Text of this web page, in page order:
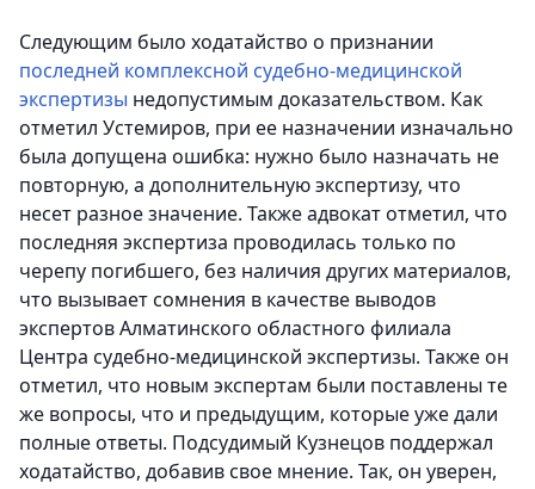
Следующим было ходатайство о признании
последней комплексной судебно-медицинской
экспертизы недопустимым доказательством. Как
отметил Устемиров, при ее назначении изначально
была допущена ошибка: нужно было назначать не
повторную, а дополнительную экспертизу, что
несет разное значение. Также адвокат отметил, что
последняя экспертиза проводилась только по
черепу погибшего, без наличия других материалов,
что вызывает сомнения в качестве выводов
экспертов Алматинского областного филиала
Центра судебно-медицинской экспертизы. Также он
отметил, что новым экспертам были поставлены те
же вопросы, что и предыдущим, которые уже дали
полные ответы. Подсудимый Кузнецов поддержал
ходатайство, добавив свое мнение. Так, он уверен,